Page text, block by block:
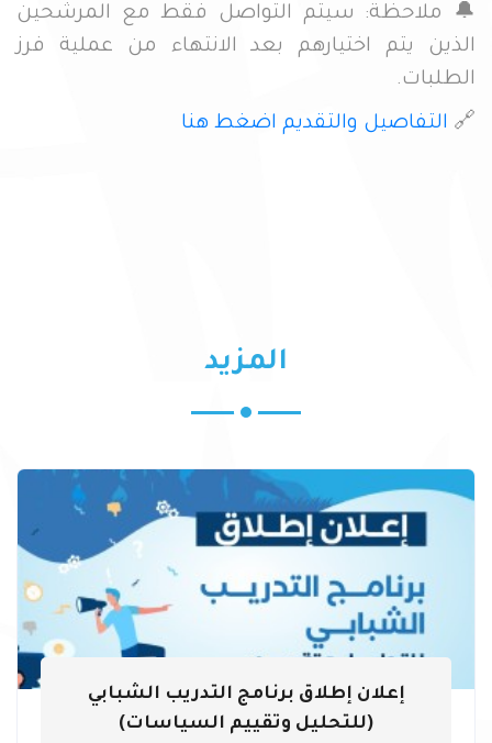
🔔 ملاحظة: سيتم التواصل فقط مع المرشحين
الذين يتم اختيارهم بعد الانتهاء من عملية فرز
الطلبات.
🔗 التفاصيل والتقديم اضغط هنا
المزيد
إعلان إطلاق برنامج التدريب الشبابي
(للتحليل وتقييم السياسات)